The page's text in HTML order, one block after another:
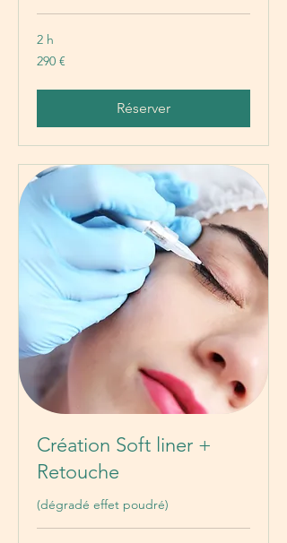
2 h
290
euros
290 €
Réserver
Création Soft liner +
Retouche
(dégradé effet poudré)